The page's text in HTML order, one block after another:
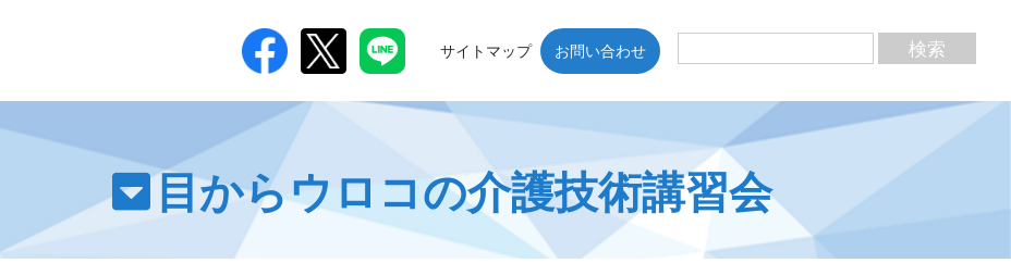
サイトマップ お問い合わせ
目からウロコの介護技術講習会